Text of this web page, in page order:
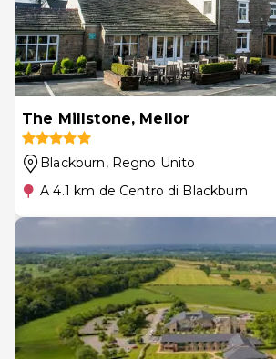
The Millstone, Mellor
Blackburn, Regno Unito
A 4.1 km de Centro di Blackburn